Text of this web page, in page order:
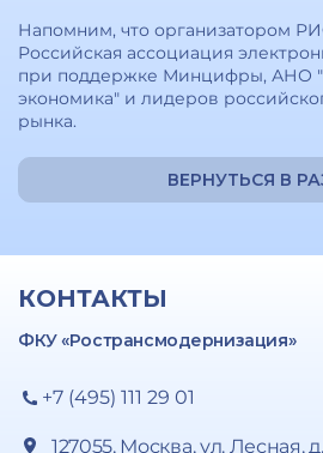
Напомним, что организатором
Российская ассоциация
при поддержке Минцифры, АНО
экономика" и лидеров
рынка.
ВЕРНУТЬСЯ В
КОНТАКТЫ
ФКУ «Ространсмодернизация»
+7 (495) 111 29 01
127055, Москва, ул. Лесная,